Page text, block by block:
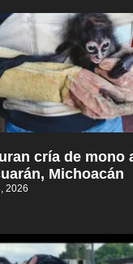
cría de mono
Michoacán
2026